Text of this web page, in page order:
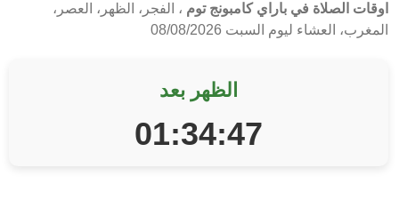
اوقات الصلاة في باراي كامبونج توم ، الفجر، الظهر، العصر،
المغرب، العشاء ليوم السبت 08/08/2026
الظهر بعد
01:34:47